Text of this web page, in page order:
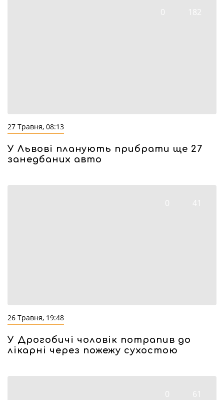
0 182
27 Травня, 08:13
У Львові планують прибрати ще 27
занедбаних авто
0 41
26 Травня, 19:48
У Дрогобичі чоловік потрапив до
лікарні через пожежу сухостою
0 61